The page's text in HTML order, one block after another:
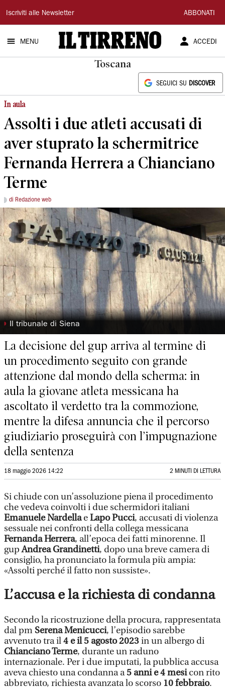
Il
Tirreno
Iscriviti alle Newsletter ABBONATI
MENU ACCEDI
Toscana
SEGUICI SU DISCOVER
In aula
Assolti i due atleti accusati di
aver stuprato la schermitrice
Fernanda Herrera a Chianciano
Terme
di Redazione web
◗ Il tribunale di Siena
La decisione del gup arriva al termine di
un procedimento seguito con grande
attenzione dal mondo della scherma: in
aula la giovane atleta messicana ha
ascoltato il verdetto tra la commozione,
mentre la difesa annuncia che il percorso
giudiziario proseguirà con l’impugnazione
della sentenza
18 maggio 2026 14:22 2 MINUTI DI LETTURA
Si chiude con un’assoluzione piena il procedimento
che vedeva coinvolti i due schermidori italiani
Emanuele NardellaeLapo Pucci, accusati di violenza
sessuale nei confronti della collega messicana
Fernanda Herrera, all’epoca dei fatti minorenne. Il
gupAndrea Grandinetti, dopo una breve camera di
consiglio, ha pronunciato la formula più ampia:
«Assolti perché il fatto non sussiste».
L’accusa e la richiesta di condanna
Secondo la ricostruzione della procura, rappresentata
dal pm Serena Menicucci, l’episodio sarebbe
avvenuto tra il4 e il 5 agosto 2023in un albergo di
Chianciano Terme, durante un raduno
internazionale. Per i due imputati, la pubblica accusa
aveva chiesto una condanna a5 anni e 4 mesicon rito
abbreviato, richiesta avanzata lo scorso 10 febbraio.